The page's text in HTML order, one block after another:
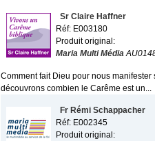
Sr Claire Haffner
Réf: E003180
Produit original:
Maria Multi Média
Comment fait Dieu pour nous
découvrons combien le Carême est un...
Fr Rémi Schappacher
Réf: E002345
Produit original: